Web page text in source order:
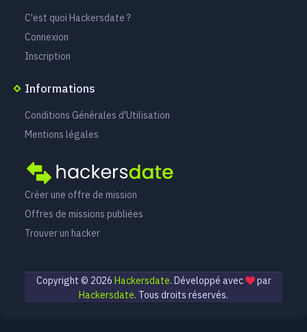
C'est quoi Hackersdate ?
Connexion
Inscription
Informations
Conditions Générales d'Utilisation
Mentions légales
Créer une offre de mission
Offres de missions publiées
Trouver un hacker
Copyright © 2026 Hackersdate. Développé avec
par
Hackersdate. Tous droits réservés.